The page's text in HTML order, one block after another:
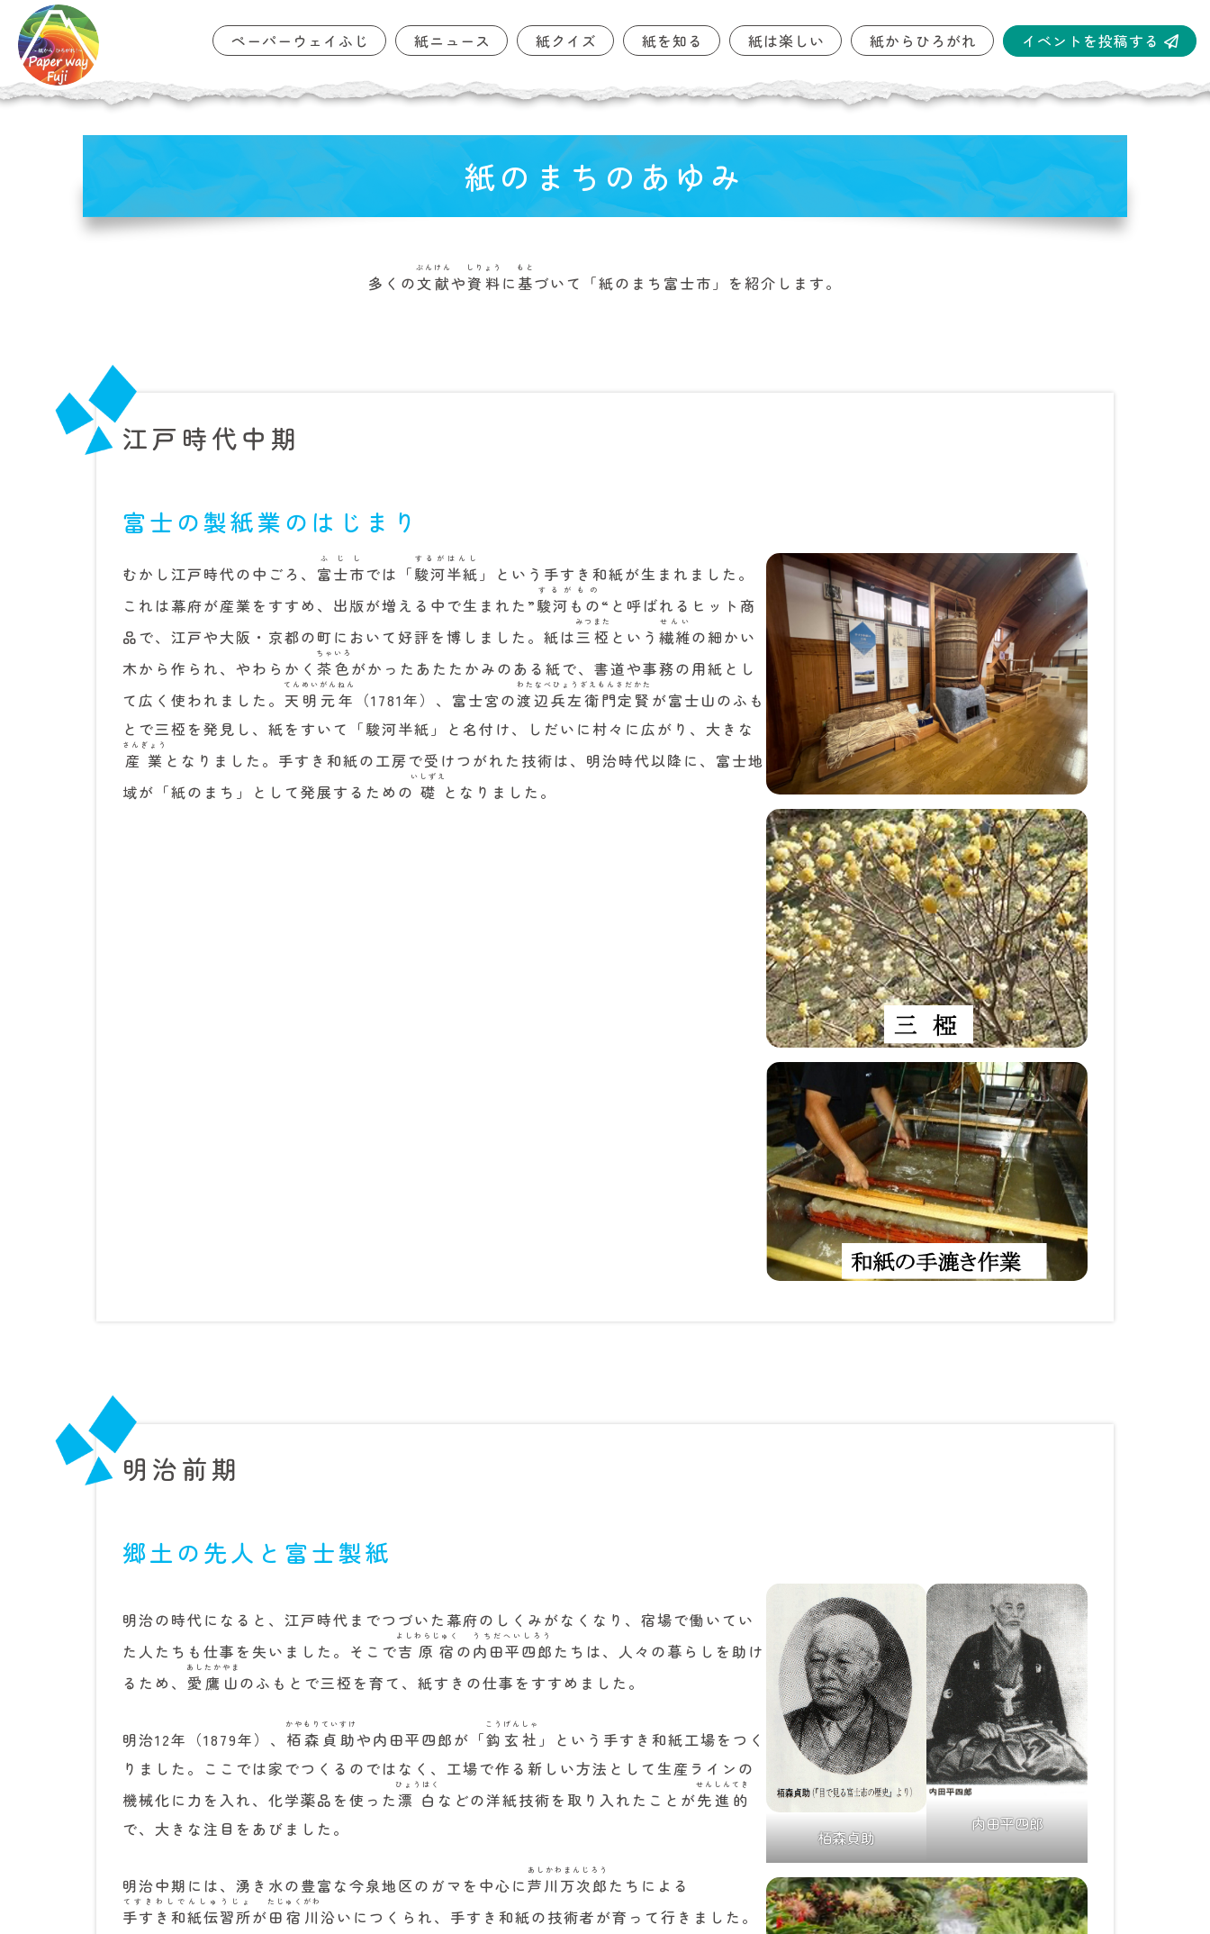
ペーパーウェイふじ 紙ニュース 紙クイズ 紙を知る 紙は楽しい 紙からひろがれ イベントを投稿する
紙のまちのあゆみ
多くの文献
ぶんけん
や資料
しりょう
に 基
もと
づいて「紙のまち富士市」を紹介します。
江戸時代中期
富士の製紙業のはじまり
むかし江戸時代の中ごろ、 富士市
ふじし
では「駿河半紙
するがはんし
」という手すき和紙が生まれました。
これは幕府が産業をすすめ、出版が増える中で生まれた”駿河もの
するがもの
“と呼ばれるヒット商
品で、江戸や大阪・京都の町において好評を博しました。紙は三椏
みつまた
という 繊維
せんい
の細かい
木から作られ、やわらかく 茶色
ちゃいろ
がかったあたたかみのある紙で、書道や事務の用紙とし
て広く使われました。 天明元年
てんめいがんねん
（1781年）、富士宮の渡辺兵左衛門定賢
わたなべひょうざえもんさだかた
が富士山のふも
とで三椏を発見し、紙をすいて「駿河半紙」と名付け、しだいに村々に広がり、大きな
産業
さんぎょう
となりました。手すき和紙の工房で受けつがれた技術は、明治時代以降に、富士地
域が「紙のまち」として発展するための 礎
いしずえ
となりました。
明治前期
郷土の先人と富士製紙
明治の時代になると、江戸時代までつづいた幕府のしくみがなくなり、宿場で働いてい
た人たちも仕事を失いました。そこで吉原宿
よしわらじゅく
の内田平四郎
うちだへいしろう
たちは、人々の暮らしを助け
るため、 愛鷹山
あしたかやま
のふもとで三椏を育て、紙すきの仕事をすすめました。
明治12年（1879年）、 栢森貞助
かやもりていすけ
や内田平四郎が「鈎玄社
こうげんしゃ
」という手すき和紙工場をつく
りました。ここでは家でつくるのではなく、工場で作る新しい方法として生産ラインの
機械化に力を入れ、化学薬品を使った漂白
ひょうはく
などの洋紙技術を取り入れたことが先進的
せんしんてき
で、大きな注目をあびました。
明治中期には、湧き水の豊富な今泉地区のガマを中心に芦川万次郎
あしかわまんじろう
たちによる
手すき和紙伝習所
てすきわしでんしゅうじょ
が田宿川
たじゅくがわ
沿いにつくられ、手すき和紙の技術者が育って行きました。
栢森貞助
内田平四郎